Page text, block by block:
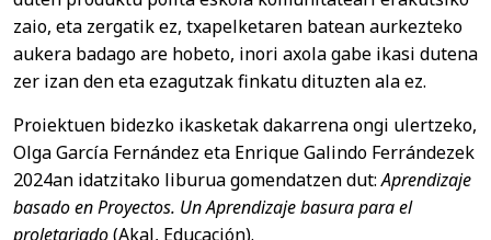
zaio, eta zergatik ez, txapelketaren batean aurkezteko
aukera badago are hobeto, inori axola gabe ikasi dutena
zer izan den eta ezagutzak finkatu dituzten ala ez.
Proiektuen bidezko ikasketak dakarrena ongi ulertzeko,
Olga García Fernández eta Enrique Galindo Ferrándezek
2024an idatzitako liburua gomendatzen dut:Aprendizaje
basado en Proyectos. Un Aprendizaje basura para el
proletariado(Akal, Educación).